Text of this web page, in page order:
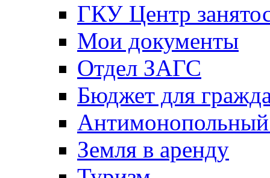
ГКУ Центр
Мои документы
Отдел ЗАГС
Бюджет для
Антимонопольный
Земля в аренду